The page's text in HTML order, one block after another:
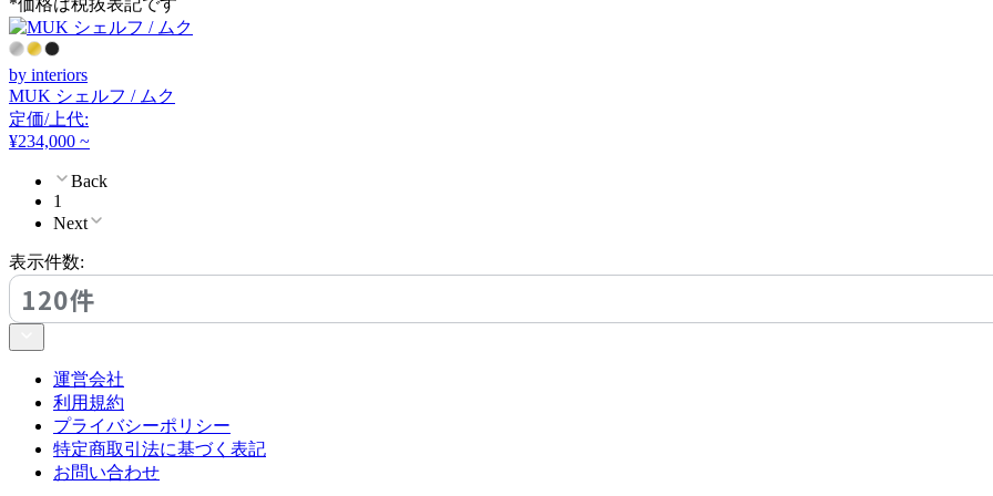
cosine
CRUSH CRASH PROJECT
クラッシュクラッシュプ
ロジェクト
DUENDE
デュエンデ
DULTON
ダルトン
*価格は税抜表記です
by interiors
MUK シェルフ / ムク
定価/上代:
¥234,000 ~
Back
1
Next
表示件数:
120件
運営会社
利用規約
プライバシーポリシー
特定商取引法に基づく表記
お問い合わせ